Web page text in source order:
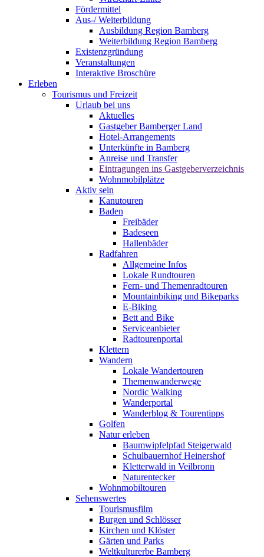
Fördermittel
Aus-/ Weiterbildung
Ausbildung Region Bamberg
Weiterbildung Region Bamberg
Existenzgründung
Veranstaltungen
Interaktive Broschüre
Erleben
Tourismus und Freizeit
Urlaub bei uns
Aktuelles
Gastgeber Bamberger Land
Hotel-Arrangements
Unterkünfte in Bamberg
Anreise und Transfer
Eintragungen ins Gastgeberverzeichnis
Wohnmobilplätze
Aktiv sein
Kanutouren
Baden
Freibäder
Badeseen
Hallenbäder
Radfahren
Allgemeine Infos
Lokale Rundtouren
Fern- und Themenradtouren
Mountainbiking und Bikeparks
E-Biking
Bett and Bike
Serviceanbieter
Radtourenportal
Klettern
Wandern
Lokale Wandertouren
Themenwanderwege
Nordic Walking
Wanderportal
Wanderblog & Tourentipps
Golfen
Natur erleben
Baumwipfelpfad Steigerwald
Schulbauernhof Heinershof
Kletterwald in Veilbronn
Naturentecker
Wohnmobiltouren
Sehenswertes
Tourismusfilm
Burgen und Schlösser
Kirchen und Klöster
Gärten und Parks
Weltkulturerbe Bamberg